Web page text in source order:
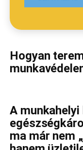
Hogyan
A
ma már nem